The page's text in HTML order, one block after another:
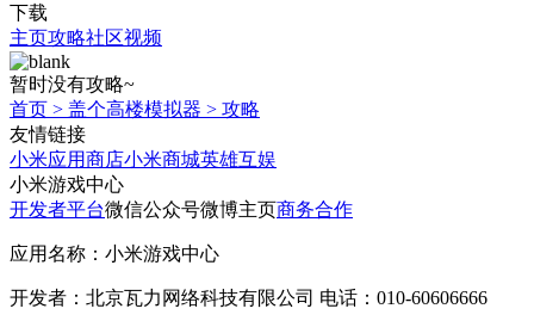
下载
主页攻略社区视频
暂时没有攻略~
首页 > 盖个高楼模拟器 > 攻略
友情链接
小米应用商店小米商城英雄互娱
小米游戏中心
开发者平台微信公众号微博主页商务合作
应用名称：小米游戏中心
开发者：北京瓦力网络科技有限公司 电话：010-60606666